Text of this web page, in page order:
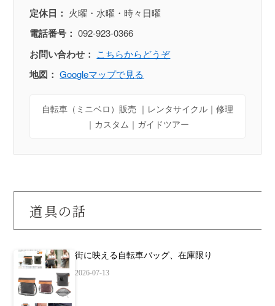
定休日： 火曜・水曜・時々日曜
電話番号： 092-923-0366
お問い合わせ： こちらからどうぞ
地図： Googleマップで見る
自転車（ミニベロ）販売 ｜レンタサイクル｜修理
｜カスタム｜ガイドツアー
道具の話
街に映える自転車バッグ、在庫限り
2026-07-13